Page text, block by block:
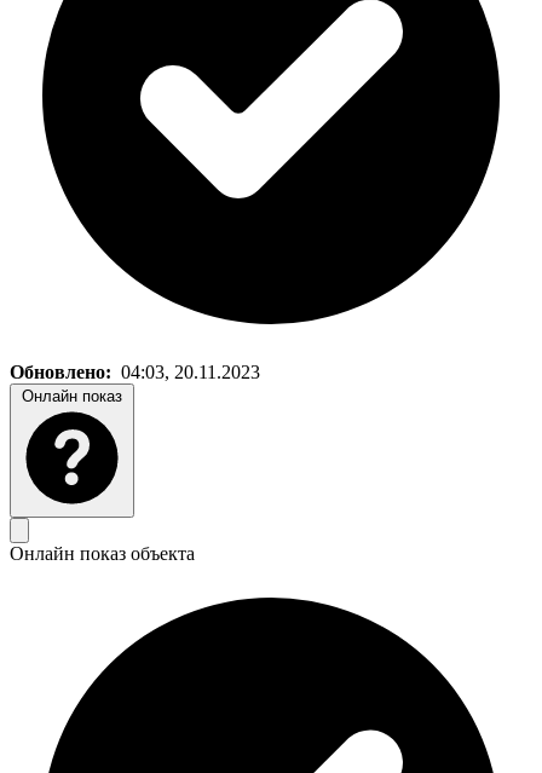
Обновлено: 04:03, 20.11.2023
Онлайн показ
Онлайн показ объекта